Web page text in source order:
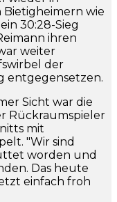
Bietigheimern wie
30:28-Sieg
ihren
weiter
der
entgegensetzen.
Sicht war die
Rückraumspieler
mit
"Wir sind
worden und
Das heute
einfach froh